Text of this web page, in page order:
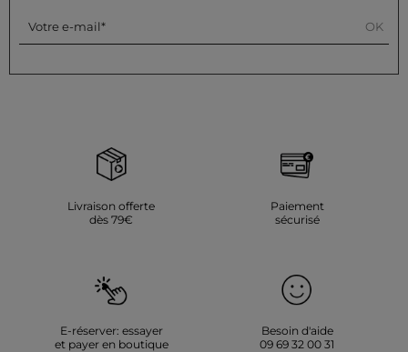
Référence : 32536311057951199 261-RODIPA
Votre e-mail OK
Livraison offerte
dès 79€
Paiement
sécurisé
E-réserver: essayer
et payer en boutique
Besoin d'aide
09 69 32 00 31